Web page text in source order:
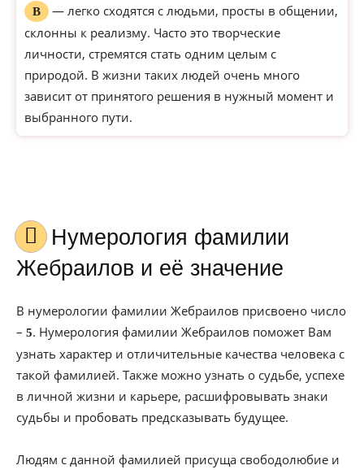
В
— легко сходятся с людьми, просты в общении,
склонны к реализму. Часто это творческие
личности, стремятся стать одним целым с
природой. В жизни таких людей очень много
зависит от принятого решения в нужный момент и
выбранного пути.
Нумерология фамилии
Жебраилов и её значение
В нумерологии фамилии Жебраилов присвоено число
– 5. Нумерология фамилии Жебраилов поможет Вам
узнать характер и отличительные качества человека с
такой фамилией. Также можно узнать о судьбе, успехе
в личной жизни и карьере, расшифровывать знаки
судьбы и пробовать предсказывать будущее.
Людям с данной фамилией присуща свободолюбие и